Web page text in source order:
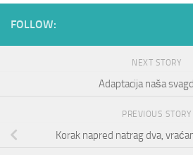
FOLLOW:
NEXT STORY
Adaptacija naša
PREVIOUS STORY
Korak napred natrag dva,